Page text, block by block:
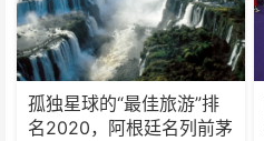
孤独星球的“最佳旅游”排
名2020，阿根廷名列前茅